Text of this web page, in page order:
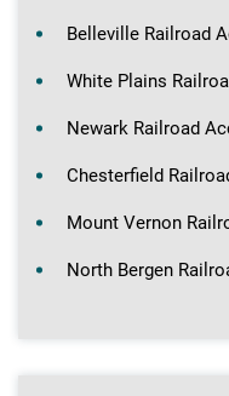
Belleville Railroad
White Plains
Newark Railroad
Chesterfield
Mount Vernon
North Bergen